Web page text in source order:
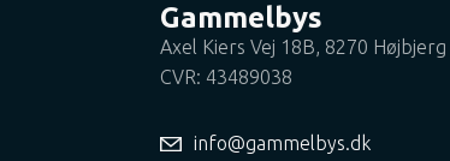
Gammelbys
Axel Kiers Vej 18B, 8270 Højbjerg
CVR: 43489038
info@gammelbys.dk